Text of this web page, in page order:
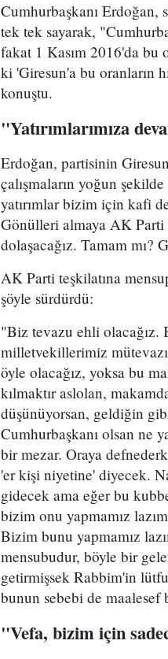
Cumhurbaşkanı Erdoğan,
tek tek sayarak,
fakat 1 Kasım 2016'da
ki 'Giresun'a bu oranların
konuştu.
"Yatırımlarımıza
Erdoğan, partisinin
çalışmaların yoğun
yatırımlar bizim için kafi
Gönülleri almaya AK Parti
dolaşacağız. Tamam mı?
AK Parti teşkilatına
şöyle sürdürdü:
"Biz tevazu ehli olacağız.
milletvekillerimiz
öyle olacağız, yoksa bu
kılmaktır aslolan,
düşünüyorsan, geldiğin
Cumhurbaşkanı olsan ne
bir mezar. Oraya
'er kişi niyetine' diyecek.
gidecek ama eğer bu
bizim onu yapmamız
Bizim bunu yapmamız
mensubudur, böyle bir
getirmişsek Rabbim'in
bunun sebebi de maalesef
"Vefa, bizim için